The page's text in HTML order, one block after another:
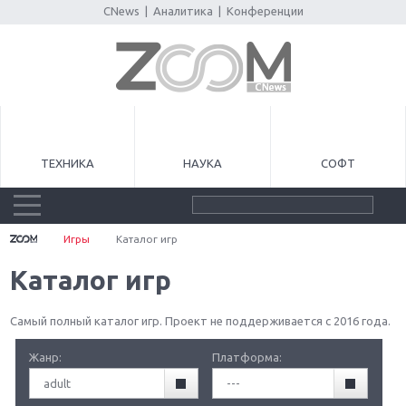
CNews Аналитика Конференции
ТЕХНИКА НАУКА СОФТ
Игры Каталог игр
Каталог игр
Самый полный каталог игр. Проект не поддерживается с 2016 года.
Жанр:
adult
Платформа:
---